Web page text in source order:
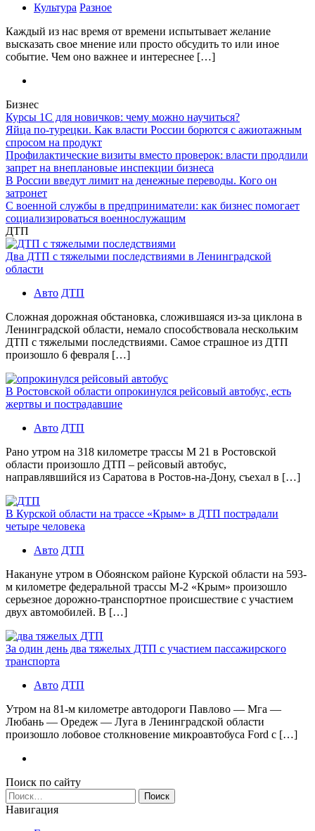
Культура Разное
Каждый из нас время от времени испытывает желание
высказать свое мнение или просто обсудить то или иное
событие. Чем оно важнее и интереснее […]
Бизнес
Курсы 1С для новичков: чему можно научиться?
Яйца по-турецки. Как власти России борются с ажиотажным
спросом на продукт
Профилактические визиты вместо проверок: власти продлили
запрет на внеплановые инспекции бизнеса
В России введут лимит на денежные переводы. Кого он
затронет
С военной службы в предприниматели: как бизнес помогает
социализироваться военнослужащим
ДТП
Два ДТП с тяжелыми последствиями в Ленинградской
области
Авто ДТП
Сложная дорожная обстановка, сложившаяся из-за циклона в
Ленинградской области, немало способствовала нескольким
ДТП с тяжелыми последствиями. Самое страшное из ДТП
произошло 6 февраля […]
В Ростовской области опрокинулся рейсовый автобус, есть
жертвы и пострадавшие
Авто ДТП
Рано утром на 318 километре трассы М 21 в Ростовской
области произошло ДТП – рейсовый автобус,
направлявшийся из Саратова в Ростов-на-Дону, съехал в […]
В Курской области на трассе «Крым» в ДТП пострадали
четыре человека
Авто ДТП
Накануне утром в Обоянском районе Курской области на 593-
м километре федеральной трассы М-2 «Крым» произошло
серьезное дорожно-транспортное происшествие с участием
двух автомобилей. В […]
За один день два тяжелых ДТП с участием пассажирского
транспорта
Авто ДТП
Утром на 81-м километре автодороги Павлово — Мга —
Любань — Оредеж — Луга в Ленинградской области
произошло лобовое столкновение микроавтобуса Ford с […]
Поиск по сайту
Найти:
Навигация